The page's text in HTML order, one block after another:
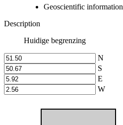
Geoscientific information
Description
Huidige begrenzing
N
S
E
W